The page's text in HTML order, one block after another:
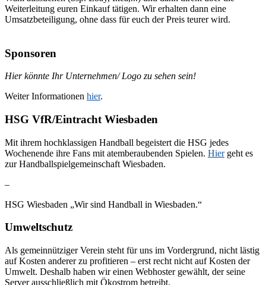
Weiterleitung euren Einkauf tätigen. Wir erhalten dann eine
Umsatzbeteiligung, ohne dass für euch der Preis teurer wird.
Sponsoren
Hier könnte Ihr Unternehmen/ Logo zu sehen sein!
Weiter Informationen hier.
HSG VfR/Eintracht Wiesbaden
Mit ihrem hochklassigen Handball begeistert die HSG jedes
Wochenende ihre Fans mit atemberaubenden Spielen. Hiergeht es
zur Handballspielgemeinschaft Wiesbaden.
–
HSG Wiesbaden „Wir sind Handball in Wiesbaden.“
Umweltschutz
Als gemeinnütziger Verein steht für uns im Vordergrund, nicht lästig
auf Kosten anderer zu profitieren – erst recht nicht auf Kosten der
Umwelt. Deshalb haben wir einen Webhoster gewählt, der seine
Server ausschließlich mit Ökostrom betreibt.